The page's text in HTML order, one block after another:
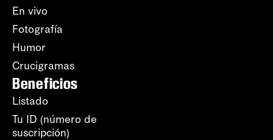
En vivo
Fotografía
Humor
Crucigramas
Beneficios
Listado
Tu ID (número de
suscripción)